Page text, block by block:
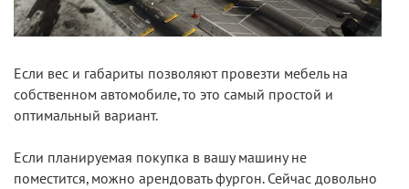
Если вес и габариты позволяют провезти мебель на
собственном автомобиле, то это самый простой и
оптимальный вариант.
Если планируемая покупка в вашу машину не
поместится, можно арендовать фургон. Сейчас довольно